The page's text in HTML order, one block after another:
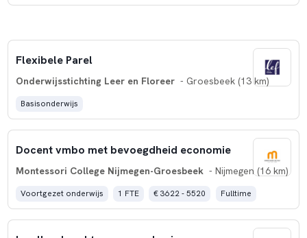
Flexibele Parel
Onderwijsstichting Leer en Floreer - Groesbeek (13 km)
Basisonderwijs
Docent vmbo met bevoegdheid economie
Montessori College Nijmegen-Groesbeek - Nijmegen (16 km)
Voortgezet onderwijs 1 FTE € 3622 - 5520 Fulltime